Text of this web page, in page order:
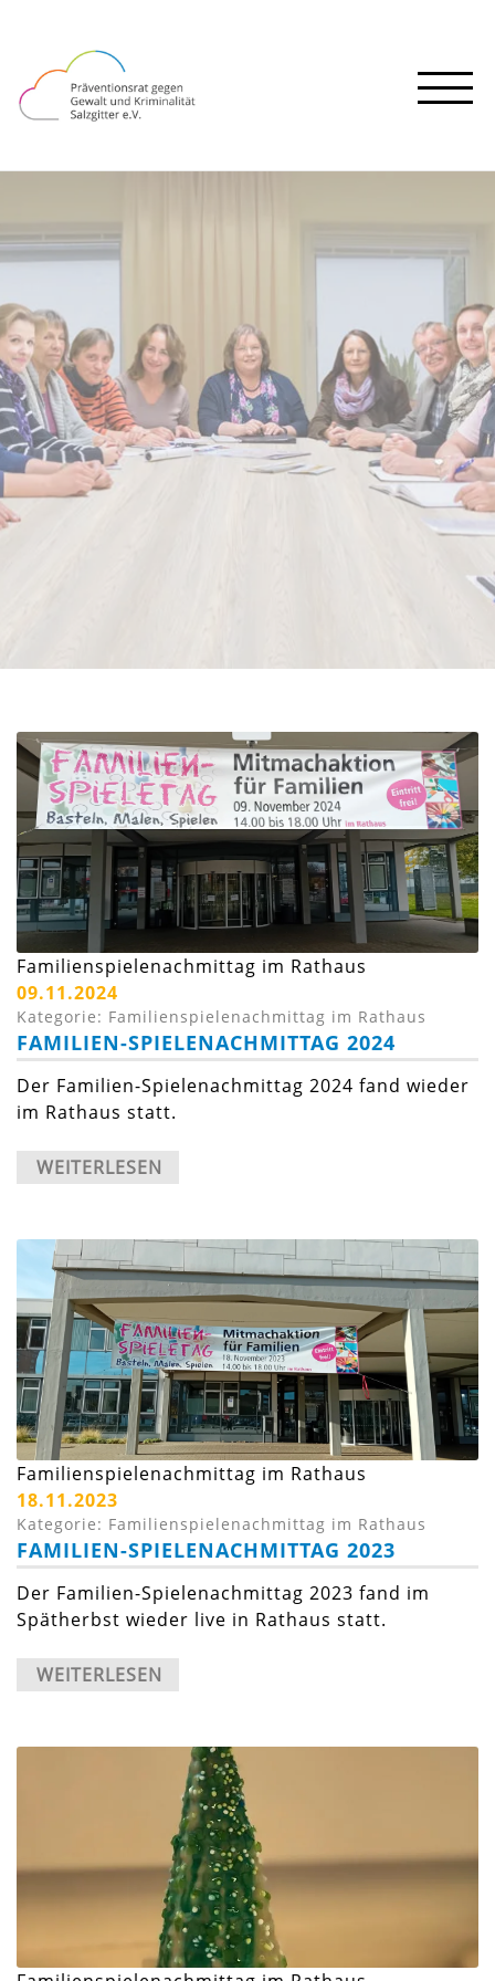
Familienspielenachmittag im Rathaus
09.11.2024
Kategorie: Familienspielenachmittag im Rathaus
FAMILIEN-SPIELENACHMITTAG 2024
Der Familien-Spielenachmittag 2024 fand wieder
im Rathaus statt.
WEITERLESEN
Familienspielenachmittag im Rathaus
18.11.2023
Kategorie: Familienspielenachmittag im Rathaus
FAMILIEN-SPIELENACHMITTAG 2023
Der Familien-Spielenachmittag 2023 fand im
Spätherbst wieder live in Rathaus statt.
WEITERLESEN